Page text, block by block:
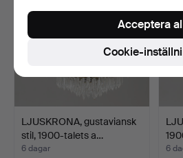
LJUSKRONA, gustaviansk
stil, 1900-talets a…
6 dagar
6
Cookie-
Acceptera